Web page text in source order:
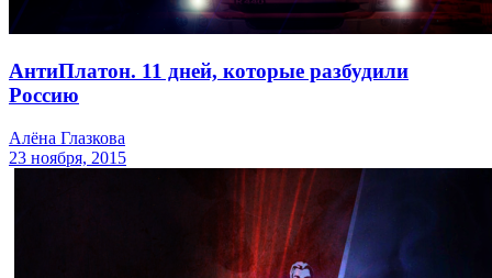
АнтиПлатон. 11 дней, которые разбудили
Россию
Алёна Глазкова
23 ноября, 2015